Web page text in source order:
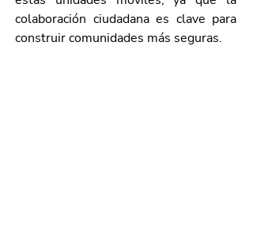
colaboración ciudadana es clave para
construir comunidades más seguras.